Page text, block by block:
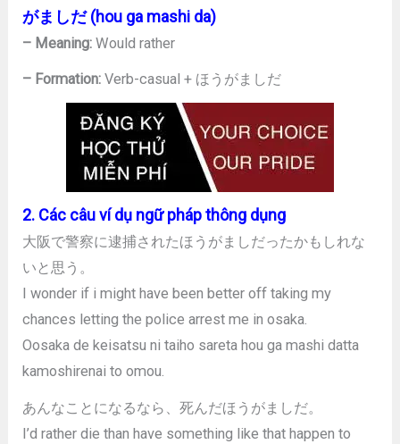
がましだ (hou ga mashi da)
– Meaning: Would rather
– Formation: Verb-casual + ほうがましだ
2. Các câu ví dụ ngữ pháp thông dụng
大阪で警察に逮捕されたほうがましだったかもしれな
いと思う。
I wonder if i might have been better off taking my
chances letting the police arrest me in osaka.
Oosaka de keisatsu ni taiho sareta hou ga mashi datta
kamoshirenai to omou.
あんなことになるなら、死んだほうがましだ。
I’d rather die than have something like that happen to